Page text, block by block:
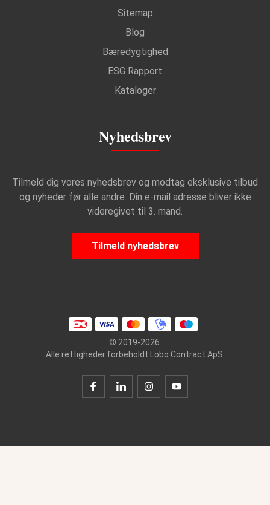
Sitemap
Blog
Bæredygtighed
ESG Rapport
Kataloger
Nyhedsbrev
Tilmeld dig vores nyhedsbrev og modtag eksklusive tilbud
og nyheder før alle andre. Din e-mail adresse bliver ikke
videregivet til 3. mand.
Tilmeld nyhedsbrev
© 2019-2026.
Alle rettigheder forbeholdt Lobo Contract ApS.